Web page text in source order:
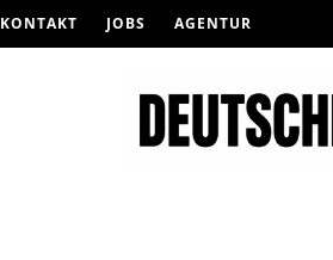
KONTAKT JOBS AGENTUR